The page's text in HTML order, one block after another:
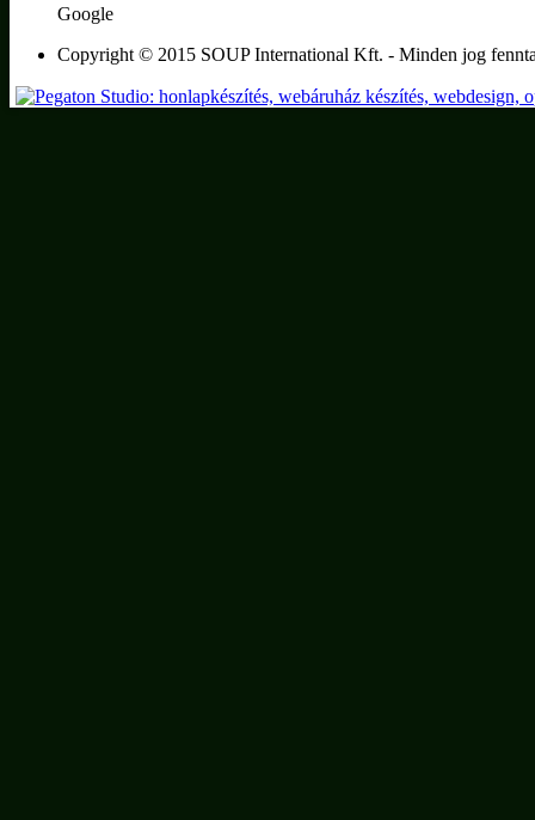
Google
Copyright © 2015 SOUP International Kft. - Minden jog